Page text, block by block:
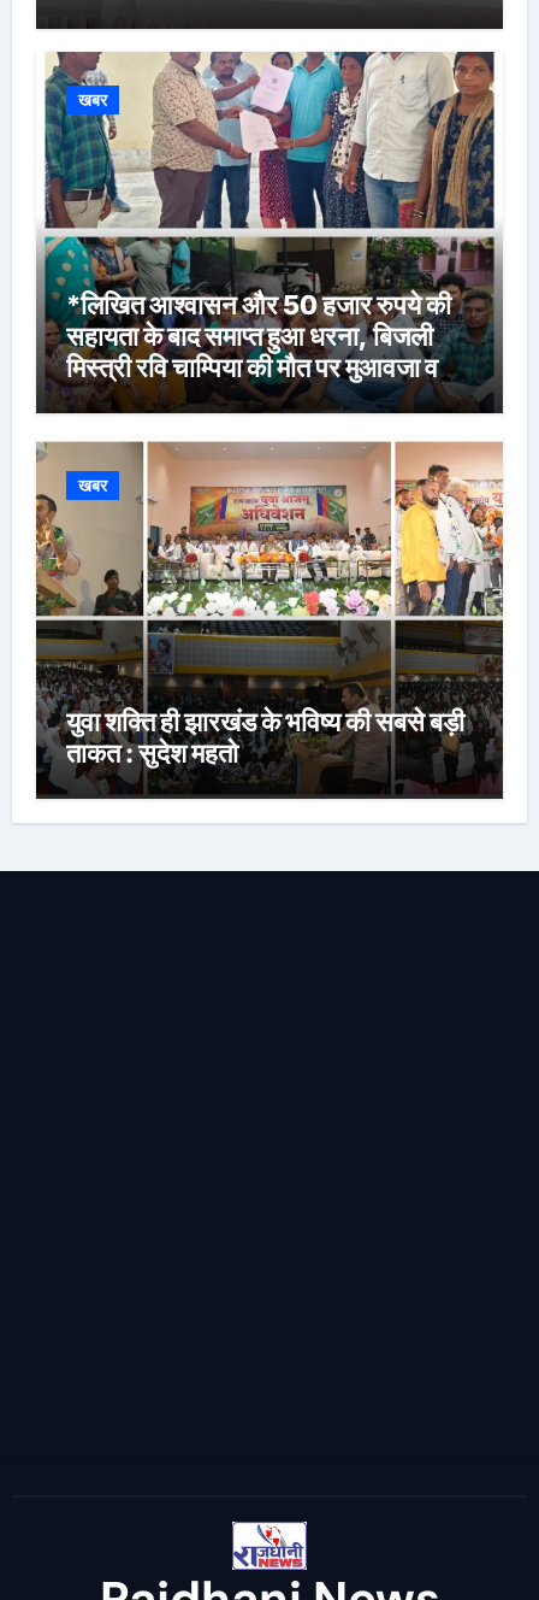
खबर
*लिखित आश्वासन और 50 हजार रुपये की
सहायता के बाद समाप्त हुआ धरना, बिजली
मिस्त्री रवि चाम्पिया की मौत पर मुआवजा व
नौकरी की मांग*
खबर
युवा शक्ति ही झारखंड के भविष्य की सबसे बड़ी
ताकत : सुदेश महतो